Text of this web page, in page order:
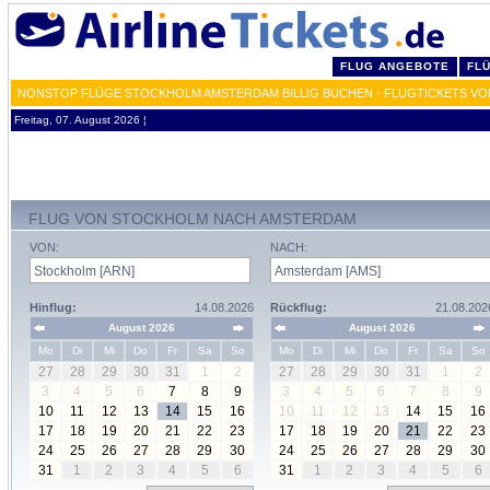
FLUG ANGEBOTE
NONSTOP FLÜGE STOCKHOLM AMSTERDAM BILLIG BUCHEN - FLUGTICKETS
Freitag, 07. August 2026 ¦
FLUG VON STOCKHOLM NACH AMSTERDAM
VON:
Hinflug: 14.08.2026
August 2026
Mo
Di Mi Do Fr Sa So
27 28 29 30 31 1
2
3
4 5 6 7 8
9
10
11 12 13 14 15
16
17
18 19 20 21 22
23
24
25 26 27 28 29
30
31
1 2 3 4 5 6
NACH:
Rückflug:
August 2026
Mo
Di Mi Do Fr Sa So
27 28 29 30 31 1
2
3
4 5 6 7 8
9
10
11 12 13 14 15
16
17
18 19 20 21 22
23
24
25 26 27 28 29
30
31
1 2 3 4 5 6